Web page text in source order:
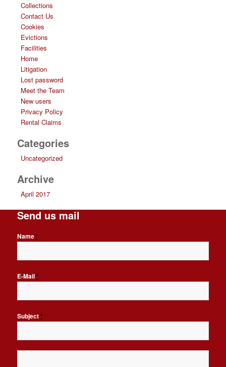
Collections
Contact Us
Cookies
Evictions
Facilities
Home
Litigation
Lost password
Meet the Team
New users
Privacy Policy
Rental Claims
Categories
Uncategorized
Archive
April 2017
Send us mail
Name*
E-Mail*
Subject*